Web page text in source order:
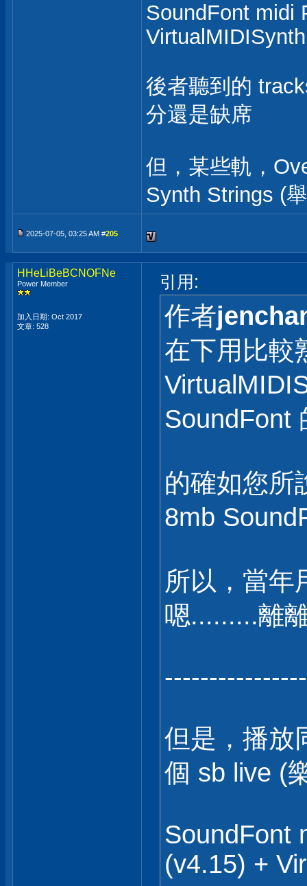
SoundFont midi
VirtualMIDISynth
後者聽到的
分還是缺席
但，某些軌，
Synth Strings (
2025-07-05, 03:25 AM #205
HHeLiBeBCNOFNe
Power Member
加入日期: Oct 2017
文章: 528
引用:
作者
在下用比較
SoundFont
的確如您所
8mb
所以，當年
嗯.........離
但是，播放
個 sb live (
SoundFont
(v4.15) +